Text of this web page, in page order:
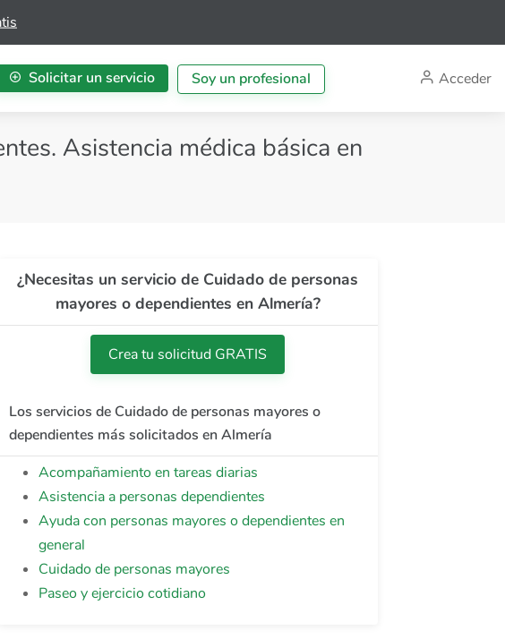
Solicitar un servicio Soy un profesional Acceder
Asistencia médica básica en
¿Necesitas un servicio de Cuidado de personas
mayores o dependientes en Almería?
Crea tu solicitud GRATIS
Los servicios de Cuidado de personas mayores o
dependientes más solicitados en Almería
Acompañamiento en tareas diarias
Asistencia a personas dependientes
Ayuda con personas mayores o dependientes en
general
Cuidado de personas mayores
Paseo y ejercicio cotidiano